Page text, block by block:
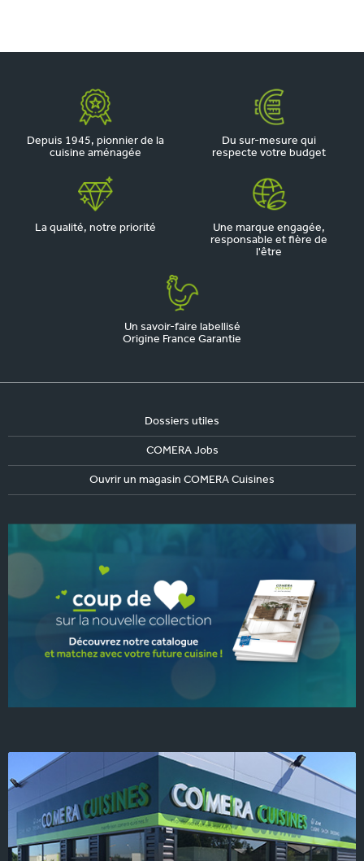
Depuis 1945, pionnier de la
cuisine aménagée
Du sur-mesure qui
respecte votre budget
La qualité, notre priorité
Une marque engagée,
responsable et fière de
l'être
Un savoir-faire labellisé
Origine France Garantie
Dossiers utiles
COMERA Jobs
Ouvrir un magasin COMERA Cuisines